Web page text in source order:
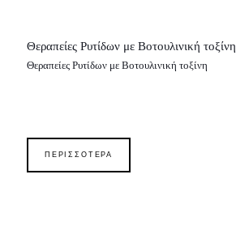
Θεραπείες Ρυτίδων με Βοτουλινική τοξίνη
Θεραπείες Ρυτίδων με Βοτουλινική τοξίνη
ΠΕΡΙΣΣΟΤΕΡΑ